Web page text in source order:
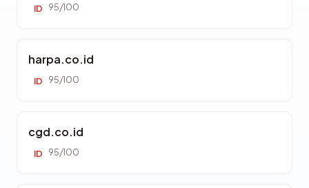
ID 95/100
harpa.co.id
ID 95/100
cgd.co.id
ID 95/100